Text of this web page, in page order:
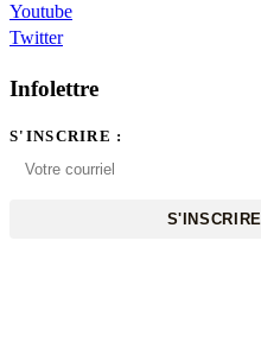
Youtube
Twitter
Infolettre
S'INSCRIRE :
S'INSCRIRE